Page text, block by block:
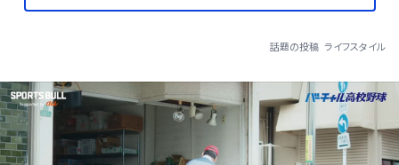
話題の投稿 ライフスタイル